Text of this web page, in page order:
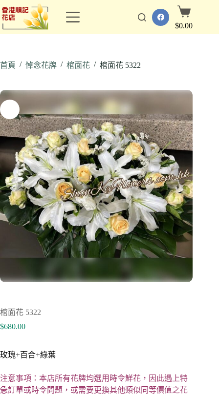
跳
至
主
容
購
物
車
$0.00
首頁 / 悼念花牌 / 棺面花 / 棺面花 5322
棺面花 5322
$680.00
玫瑰+百合+綠葉
注意事項：本店所有花牌均選用時令鮮花，因此遇上特
急訂單或時令問題，或需要更換其他類似同等價值之花